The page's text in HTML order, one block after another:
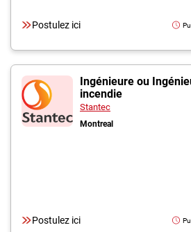
Postulez ici
Ingénieure ou
incendie
Stantec
Montreal
Postulez ici